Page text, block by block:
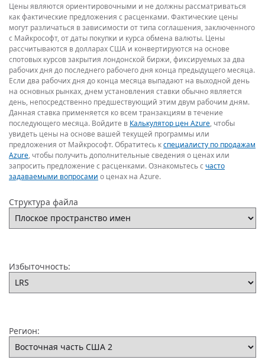
Цены являются ориентировочными и не должны рассматриваться
как фактические предложения с расценками. Фактические цены
могут различаться в зависимости от типа соглашения, заключенного
с Майкрософт, от даты покупки и курса обмена валюты. Цены
рассчитываются в долларах США и конвертируются на основе
спотовых курсов закрытия лондонской биржи, фиксируемых за два
рабочих дня до последнего рабочего дня конца предыдущего месяца.
Если два рабочих дня до конца месяца выпадают на выходной день
на основных рынках, днем установления ставки обычно является
день, непосредственно предшествующий этим двум рабочим дням.
Данная ставка применяется ко всем транзакциям в течение
последующего месяца. Войдите в Калькулятор цен Azure, чтобы
увидеть цены на основе вашей текущей программы или
предложения от Майкрософт. Обратитесь кспециалисту по продажам
Azure, чтобы получить дополнительные сведения о ценах или
запросить предложение с расценками. Ознакомьтесь счасто
задаваемыми вопросами о ценах на Azure.
Структура файла
Избыточность:
Регион: